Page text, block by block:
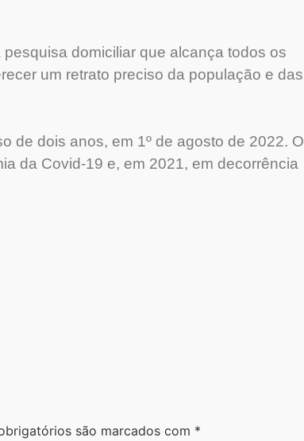
domiciliar que alcança todos os
um retrato preciso da população e das
de dois anos, em 1º de agosto de 2022. O
da Covid-19 e, em 2021, em decorrência
são marcados com *